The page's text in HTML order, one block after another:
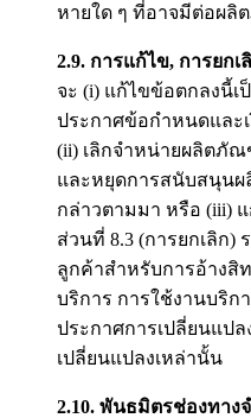
หายใด ๆ ที่อาจมีต่อผลิ
2.9. การแก้ไข, การยกเ
จะ (i) แก้ไขข้อตกลงนี้เ
ประกาศข้อกำหนดและ
(ii) เลิกจำหน่ายผลิตภั
และหยุดการสนับสนุน
กล่าวตามมา หรือ (iii)
ส่วนที่ 8.3 (การยกเลิก)
ลูกค้าสำหรับการอ้างสิ
บริการ การใช้งานบริก
ประกาศการเปลี่ยนแป
เปลี่ยนแปลงเหล่านั้น
2.10. พันธมิตรช่องทาง